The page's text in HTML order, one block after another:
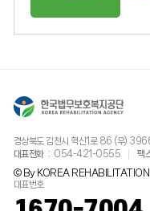
경상북도 김천시 혁신1로 86 (우)
대표전화
054-421-0555 팩
© By KOREA
대표번호